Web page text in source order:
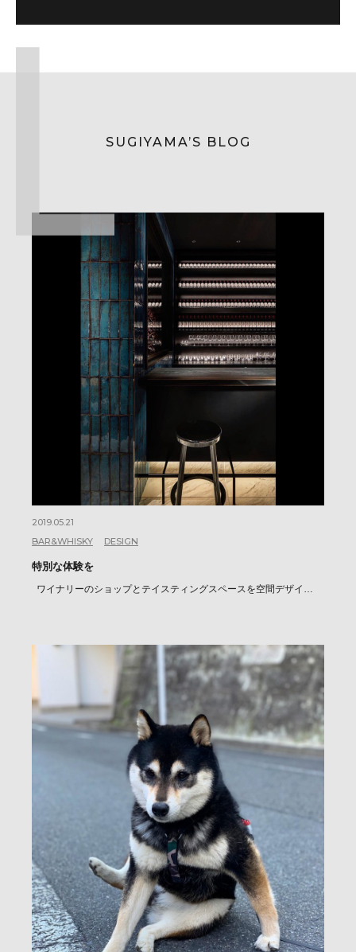
SUGIYAMA’S BLOG
2019.05.21
BAR&WHISKY
DESIGN
特別な体験を
ワイナリーのショップとテイスティングスペースを空間デザイ…